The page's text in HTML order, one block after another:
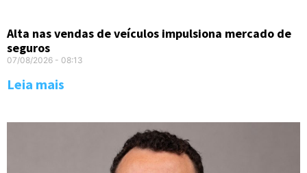
Alta nas vendas de veículos impulsiona mercado de
seguros
07/08/2026 08:13
Leia mais